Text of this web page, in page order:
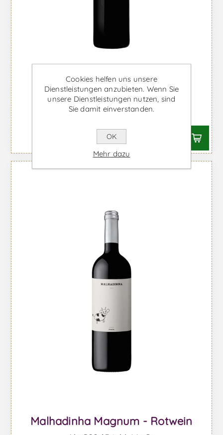
Callabriga Magnum - Rotwein
Ab €49,50 inkl. MwSt.
Malhadinha Magnum - Rotwein
Cookies helfen uns unsere
Dienstleistungen anzubieten. Wenn Sie
unsere Dienstleistungen nutzen, sind
Sie damit einverstanden.
OK
Mehr dazu